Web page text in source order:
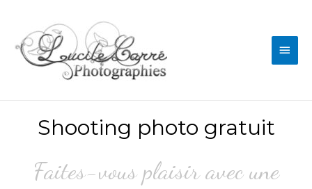
Shooting photo gratuit
Faites-vous plaisir avec une